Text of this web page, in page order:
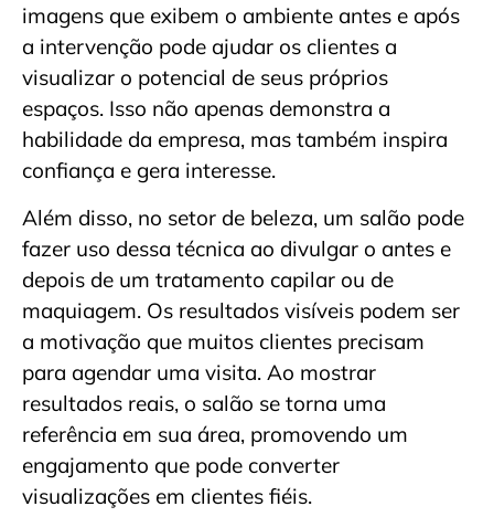
imagens que exibem o ambiente antes e após
a intervenção pode ajudar os clientes a
visualizar o potencial de seus próprios
espaços. Isso não apenas demonstra a
habilidade da empresa, mas também inspira
confiança e gera interesse.
Além disso, no setor de beleza, um salão pode
fazer uso dessa técnica ao divulgar o antes e
depois de um tratamento capilar ou de
maquiagem. Os resultados visíveis podem ser
a motivação que muitos clientes precisam
para agendar uma visita. Ao mostrar
resultados reais, o salão se torna uma
referência em sua área, promovendo um
engajamento que pode converter
visualizações em clientes fiéis.